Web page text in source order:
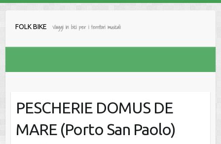
FOLK BIKE Viaggi in bici per i territori musicali
PESCHERIE DOMUS DE
MARE (Porto San Paolo)